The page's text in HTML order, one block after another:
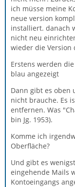
ich müsse meine
neue version
installiert. danach
nicht neu
wieder die
Erstens werden
blau angezeigt
Dann gibt es oben
nicht brauche. Es
entfernen. Was
bin Jg. 1953).
Komme ich
Oberfläche?
Und gibt es
eingehende Mails
Kontoeingangs